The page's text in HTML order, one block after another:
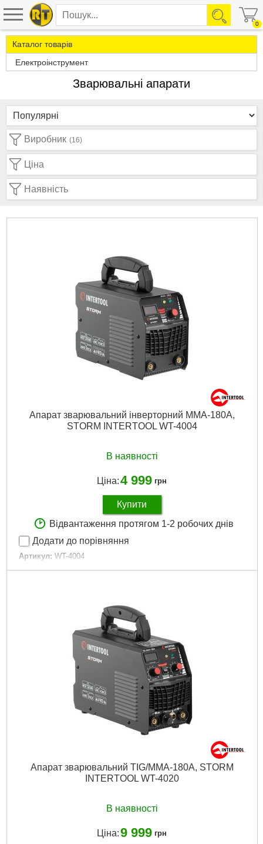
0
Каталог товарів
Електроінструмент
Зварювальні апарати
Виробник (16)
Ціна
Наявність
Апарат зварювальний інверторний MMA-180A,
STORM INTERTOOL WT-4004
В наявності
Ціна:4 999 грн
Купити
Відвантаження протягом 1-2 робочих днів
Додати до порівняння
Артикул: WT-4004
Код товару: 28.02.83
до 8,2 кВА
334х145х260 мм
Напруга живлення: 230 В
3 роки
Габарити упаковки: 334x260x145 мм
5,750 р
Докладніше...
Апарат зварювальний TIG/MMA-180A, STORM
INTERTOOL WT-4020
В наявності
Ціна:9 999 грн